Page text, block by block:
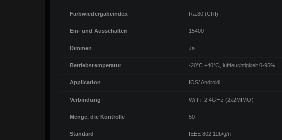
Farbwiedergabeindex Ra:80 (CRI)
Ein- und Ausschalten 15400
Dimmen Ja
Betriebstemperatur -20°C +40°C, luftfeuchtigkeit 0-95%
Application IOS/ Android
Verbindung Wi-Fi, 2.4GHz (2x2MIMO)
Menge, die Kontrolle 50
Standard IEEE 802.11b/g/n